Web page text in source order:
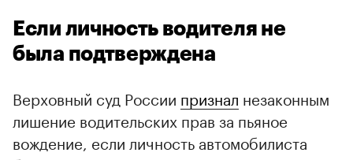
Если личность водителя не
была подтверждена
Верховный суд России признал незаконным
лишение водительских прав за пьяное
вождение, если личность автомобилиста